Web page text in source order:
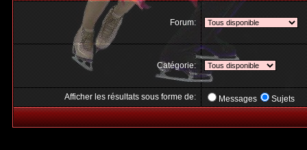
Forum:
Catégorie:
Afficher les résultats sous forme de: Messages Sujets